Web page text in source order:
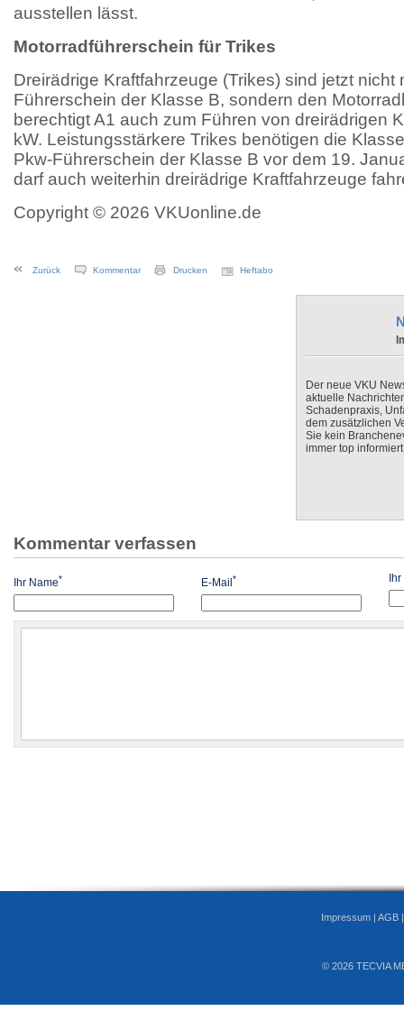
ausstellen lässt.
Motorradführerschein für Trikes
Dreirädrige Kraftfahrzeuge (Trikes) sind jetzt nicht
Führerschein der Klasse B, sondern den
berechtigt A1 auch zum Führen von dreirädrigen
kW. Leistungsstärkere Trikes benötigen die
Pkw-Führerschein der Klasse B vor dem 19.
darf auch weiterhin dreirädrige Kraftfahrzeuge
Copyright © 2026 VKUonline.de
Zurück Kommentar Drucken Heftabo
Der neue VKU
aktuelle
Schadenpraxis,
dem zusätzlichen
Sie kein
immer top
Kommentar verfassen
Ihr Name* E-Mail *
Impressum | AGB
© 2026 TECVIA